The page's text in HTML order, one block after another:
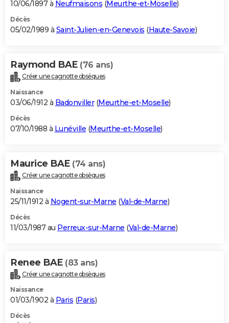
10/06/1897 à Neufmaisons (Meurthe-et-Moselle)
Décès
05/02/1989 à Saint-Julien-en-Genevois (Haute-Savoie)
Raymond BAE (76 ans)
Créer une cagnotte obsèques
Naissance
03/06/1912 à Badonviller(Meurthe-et-Moselle)
Décès
07/10/1988 à Lunéville (Meurthe-et-Moselle)
Maurice BAE (74 ans)
Créer une cagnotte obsèques
Naissance
25/11/1912 à Nogent-sur-Marne (Val-de-Marne)
Décès
11/03/1987 au Perreux-sur-Marne (Val-de-Marne)
Renee BAE (83 ans)
Créer une cagnotte obsèques
Naissance
01/03/1902 à Paris (Paris)
Décès